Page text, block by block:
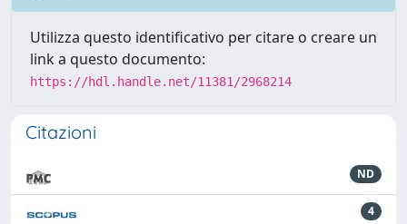
Utilizza questo identificativo per citare o creare un
link a questo documento:
https://hdl.handle.net/11381/2968214
Citazioni
ND
4